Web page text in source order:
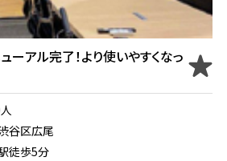
ーアル完了！より使いやすくなっ
谷区広尾
徒歩5分